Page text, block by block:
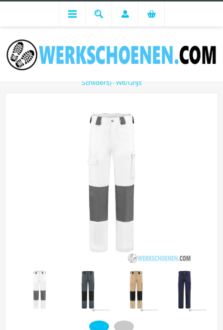
Werkkleding
Duurzame Werkbroek Met Extra Cordura Kniezakken (Ideaal Voor
Schilders) - Wit/Grijs